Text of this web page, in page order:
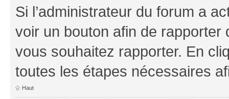
Si l’administrateur du forum a
voir un bouton afin de
vous souhaitez rapporter. En
toutes les étapes nécessaires
Haut